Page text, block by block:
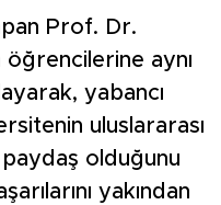
Prof. Dr.
öğrencilerine aynı
yabancı
uluslararası
paydaş olduğunu
yakından